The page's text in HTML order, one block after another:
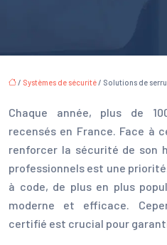
/ Systèmes de sécurité / Solutions de
Chaque année, plus de
recensés en France. Face à
renforcer la sécurité de son
professionnels est une
à code, de plus en plus
moderne et efficace.
certifié est crucial pour